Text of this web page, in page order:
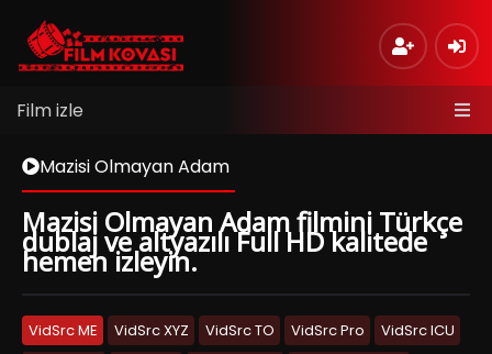
Film izle
Mazisi Olmayan Adam
Mazisi Olmayan Adam filmini Türkçe
dublaj ve altyazılı Full HD kalitede
hemen izleyin.
VidSrc ME VidSrc XYZ VidSrc TO VidSrc Pro
VidSrc ICU